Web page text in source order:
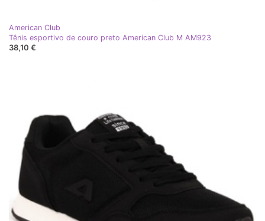
American Club
Tênis esportivo de couro preto American Club M AM923
38,10 €